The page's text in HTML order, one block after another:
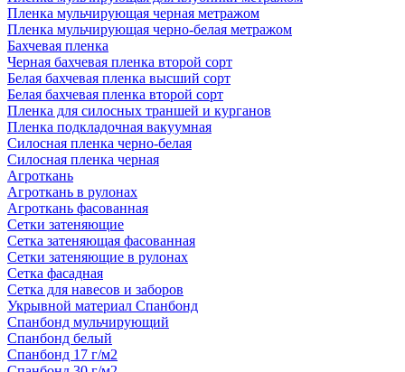
Пленка мульчирующая черная метражом
Пленка мульчирующая черно-белая метражом
Бахчевая пленка
Черная бахчевая пленка второй сорт
Белая бахчевая пленка высший сорт
Белая бахчевая пленка второй сорт
Пленка для силосных траншей и курганов
Пленка подкладочная вакуумная
Силосная пленка черно-белая
Силосная пленка черная
Агроткань
Агроткань в рулонах
Агроткань фасованная
Сетки затеняющие
Сетка затеняющая фасованная
Сетки затеняющие в рулонах
Сетка фасадная
Сетка для навесов и заборов
Укрывной материал Спанбонд
Спанбонд мульчирующий
Спанбонд белый
Спанбонд 17 г/м2